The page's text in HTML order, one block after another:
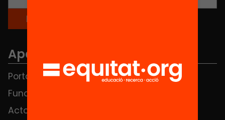
Apartados
Portada
Fundación
Actos
FAQS